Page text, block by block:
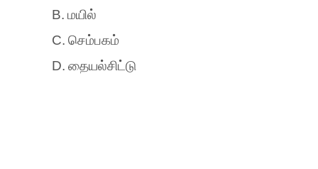
B. மயில்
C. செம்பகம்
D. தையல்சிட்டு